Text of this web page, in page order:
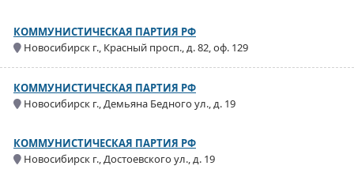
КОММУНИСТИЧЕСКАЯ ПАРТИЯ РФ
Новосибирск г., Красный просп., д. 82, оф. 129
КОММУНИСТИЧЕСКАЯ ПАРТИЯ РФ
Новосибирск г., Демьяна Бедного ул., д. 19
КОММУНИСТИЧЕСКАЯ ПАРТИЯ РФ
Новосибирск г., Достоевского ул., д. 19